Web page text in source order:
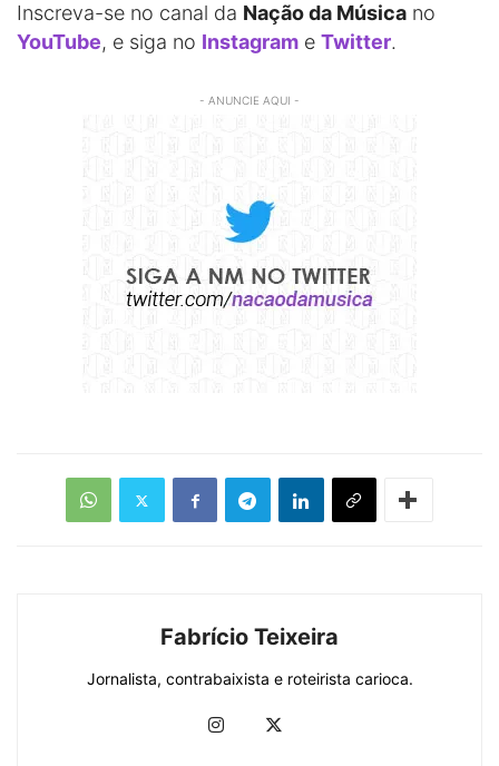
Inscreva-se no canal da Nação da Música no
YouTube, e siga no Instagram e Twitter.
- ANUNCIE AQUI -
Fabrício Teixeira
Jornalista, contrabaixista e roteirista carioca.